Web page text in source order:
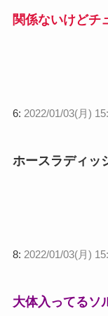
関係ないけどチ
6: 2022/01/03(月)
ホースラディッ
8: 2022/01/03(月)
大体入ってるソ